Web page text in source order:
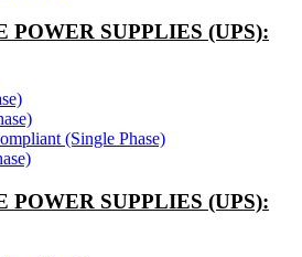
SUPPLIES (UPS):
(Single Phase)
SUPPLIES (UPS):